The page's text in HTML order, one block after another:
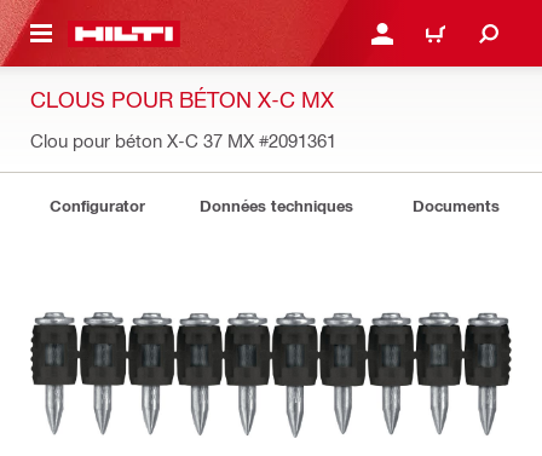
SE CONNECTER OU
PANIER
CLOUS POUR BÉTON X-C MX
Clou pour béton X-C 37 MX #2091361
Configurator Données techniques Documents